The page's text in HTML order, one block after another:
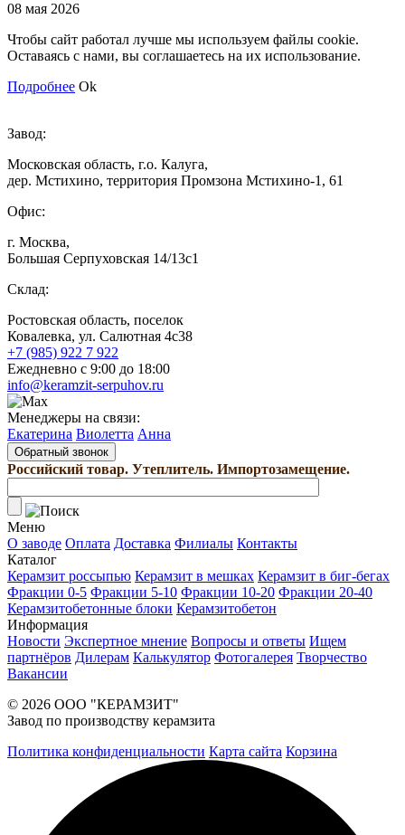
08 мая 2026
Чтобы сайт работал лучше мы используем файлы cookie.
Оставаясь с нами, вы соглашаетесь на их использование.
Подробнее Ok
Завод:
Московская область, г.о. Калуга,
дер. Мстихино, территория Промзона Мстихино-1, 61
Офис:
г. Москва,
Большая Серпуховская 14/13с1
Склад:
Ростовская область, поселок
Ковалевка, ул. Салютная 4с38
+7 (985) 922 7 922
Ежедневно с 9:00 до 18:00
info@keramzit-serpuhov.ru
Менеджеры на связи:
Екатерина Виолетта Анна
Обратный звонок
Российский товар. Утеплитель. Импортозамещение.
Меню
О заводе Оплата Доставка Филиалы Контакты
Каталог
Керамзит россыпью Керамзит в мешках Керамзит в биг-бегах
Фракции 0-5 Фракции 5-10 Фракции 10-20 Фракции 20-40
Керамзитобетонные блоки Керамзитобетон
Информация
Новости Экспертное мнение Вопросы и ответы Ищем
партнёров Дилерам Калькулятор Фотогалерея Творчество
Вакансии
© 2026 ООО "КЕРАМЗИТ"
Завод по производству керамзита
Политика конфиденциальности Карта сайта Корзина